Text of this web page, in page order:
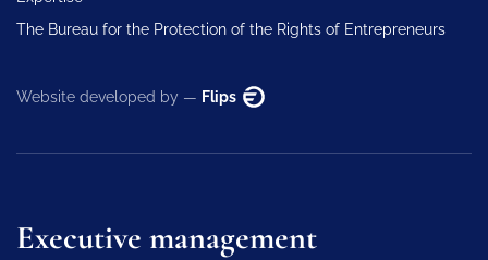
The Bureau for the Protection of the Rights of Entrepreneurs
Website developed by — Flips
Executive management